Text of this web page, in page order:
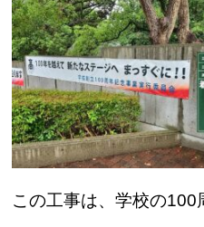
この工事は、学校の100